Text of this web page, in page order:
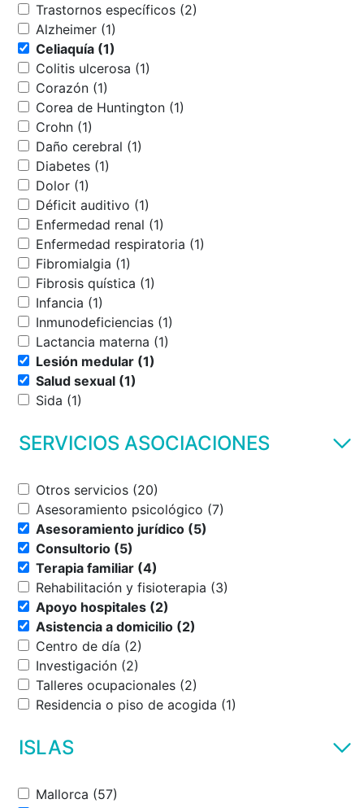
Trastornos específicos (2)
Alzheimer (1)
Celiaquía (1)
Colitis ulcerosa (1)
Corazón (1)
Corea de Huntington (1)
Crohn (1)
Daño cerebral (1)
Diabetes (1)
Dolor (1)
Déficit auditivo (1)
Enfermedad renal (1)
Enfermedad respiratoria (1)
Fibromialgia (1)
Fibrosis quística (1)
Infancia (1)
Inmunodeficiencias (1)
Lactancia materna (1)
Lesión medular (1)
Salud sexual (1)
Sida (1)
SERVICIOS ASOCIACIONES
Otros servicios (20)
Asesoramiento psicológico (7)
Asesoramiento jurídico (5)
Consultorio (5)
Terapia familiar (4)
Rehabilitación y fisioterapia (3)
Apoyo hospitales (2)
Asistencia a domicilio (2)
Centro de día (2)
Investigación (2)
Talleres ocupacionales (2)
Residencia o piso de acogida (1)
ISLAS
Mallorca (57)